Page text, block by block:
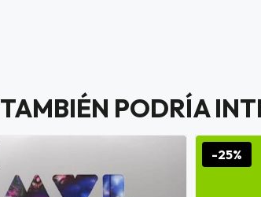
TAMBIÉN PODRÍA
-25%